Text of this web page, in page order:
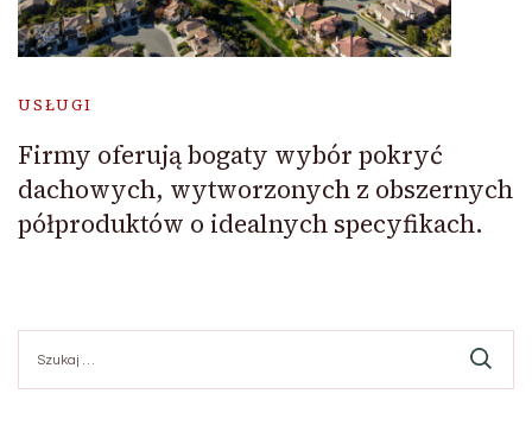
USŁUGI
Firmy oferują bogaty wybór pokryć
dachowych, wytworzonych z obszernych
półproduktów o idealnych specyfikach.